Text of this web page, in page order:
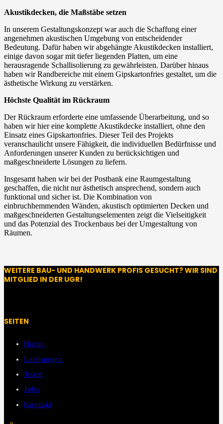
Akustikdecken, die Maßstäbe setzen
In unserem Gestaltungskonzept war auch die Schaffung einer
angenehmen akustischen Umgebung von entscheidender
Bedeutung. Dafür haben wir abgehängte Akustikdecken installiert,
einige davon sogar mit tiefer liegenden Platten, um eine
herausragende Schallisolierung zu gewährleisten. Darüber hinaus
haben wir Randbereiche mit einem Gipskartonfries gestaltet, um die
ästhetische Wirkung zu verstärken.
Höchste Qualität im Rückraum
Der Rückraum erforderte eine umfassende Überarbeitung, und so
haben wir hier eine komplette Akustikdecke installiert, ohne den
Einsatz eines Gipskartonfries. Dieser Teil des Projekts
veranschaulicht unsere Fähigkeit, die individuellen Bedürfnisse und
Anforderungen unserer Kunden zu berücksichtigen und
maßgeschneiderte Lösungen zu liefern.
Insgesamt haben wir bei der Postbank eine Raumgestaltung
geschaffen, die nicht nur ästhetisch ansprechend, sondern auch
funktional und sicher ist. Die Kombination von
einbruchhemmenden Wänden, akustisch optimierten Decken und
maßgeschneiderten Gestaltungselementen zeigt die Vielseitigkeit
und das Potenzial des Trockenbaus bei der Umgestaltung von
Räumen.
WEITERE BAU- UND HANDWERK PROFIS GESUCHT? WIR SIND
MITGLIED IN DER UGR!
SEITEN
Home
Leistungen
Team
Jobs
Kontakt